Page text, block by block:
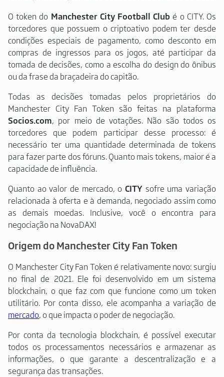
O token do Manchester City Football Club é o CITY. Os
torcedores que possuem o criptoativo podem ter desde
condições especiais de pagamento, como desconto em
compras de ingressos para os jogos, até participar da
tomada de decisões, como a escolha do design do ônibus
ou da frase da braçadeira do capitão.
Todas as decisões tomadas pelos proprietários do
Manchester City Fan Token são feitas na plataforma
Socios.com, por meio de votações. Não são todos os
torcedores que podem participar desse processo: é
necessário ter uma quantidade determinada de tokens
para fazer parte dos fóruns. Quanto mais tokens, maior é a
capacidade de influência.
Quanto ao valor de mercado, o CITY sofre uma variação
relacionada à oferta e à demanda, negociado assim como
as demais moedas. Inclusive, você o encontra para
negociação na NovaDAX!
Origem do Manchester City Fan Token
O Manchester City Fan Token é relativamente novo: surgiu
no final de 2021. Ele foi desenvolvido em um sistema
blockchain, o que faz com que funcione como um token
utilitário. Por conta disso, ele acompanha a variação de
mercado, o que impacta o poder de negociação.
Por conta da tecnologia blockchain, é possível executar
todos os processamentos necessários e armazenar as
informações, o que garante a descentralização e a
segurança das transações.